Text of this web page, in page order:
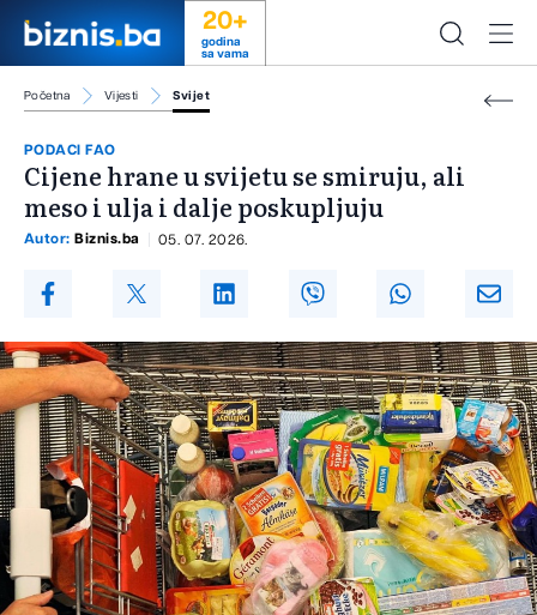
20+
godina
sa vama
Početna Vijesti Svijet
PODACI FAO
Cijene hrane u svijetu se smiruju, ali
meso i ulja i dalje poskupljuju
Autor: Biznis.ba 05. 07. 2026.